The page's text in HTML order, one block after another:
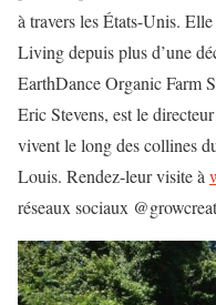
à travers les États-Unis.
Living depuis plus d’une
EarthDance Organic Farm
Eric Stevens, est le
vivent le long des collines
Louis. Rendez-leur visite à
réseaux sociaux